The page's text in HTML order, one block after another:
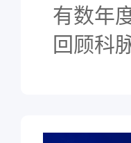
有数年
回顾科